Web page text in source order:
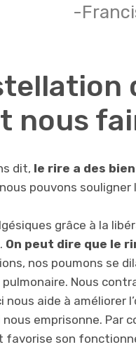
-
nous
dit, le rire a des
pouvons souligner
grâce à la
On peut dire que le
nos poumons se
Nous
nous aide à améliorer
nous emprisonne. Par
favorise son